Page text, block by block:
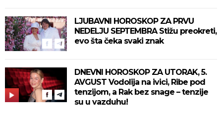
LJUBAVNI HOROSKOP ZA PRVU
NEDELJU SEPTEMBRA Stižu preokreti,
evo šta čeka svaki znak
DNEVNI HOROSKOP ZA UTORAK, 5.
AVGUST Vodolija na ivici, Ribe pod
tenzijom, a Rak bez snage – tenzije
su u vazduhu!